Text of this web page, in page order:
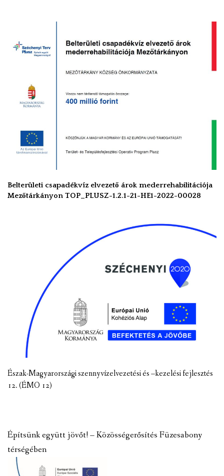
Belterületi csapadékvíz elvezető árok mederrehabilitációja
Mezőtárkányon TOP_PLUSZ-1.2.1-21-HE1-2022-00028
Észak-Magyarországi szennyvízelvezetési és –kezelési fejlesztés
12. (ÉMO 12)
Építsünk együtt jövőt! – Közösségerősítés Füzesabony
térségében